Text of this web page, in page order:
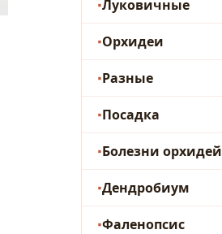
Луковичные
Орхидеи
Разные
Посадка
Болезни орхидей
Дендробиум
Фаленопсис